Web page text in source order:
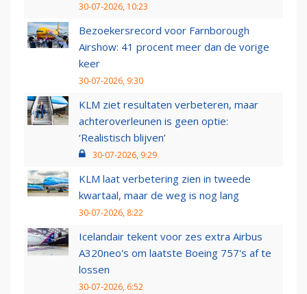
30-07-2026, 10:23
Bezoekersrecord voor Farnborough
Airshow: 41 procent meer dan de vorige
keer
30-07-2026, 9:30
KLM ziet resultaten verbeteren, maar
achteroverleunen is geen optie:
‘Realistisch blijven’
30-07-2026, 9:29
KLM laat verbetering zien in tweede
kwartaal, maar de weg is nog lang
30-07-2026, 8:22
Icelandair tekent voor zes extra Airbus
A320neo's om laatste Boeing 757's af te
lossen
30-07-2026, 6:52